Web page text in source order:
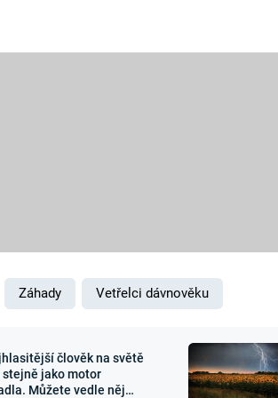
Zajímavosti
Záhady Vetřelci dávnověku
člověk na světě
stejně jako motor
Můžete vedle něj